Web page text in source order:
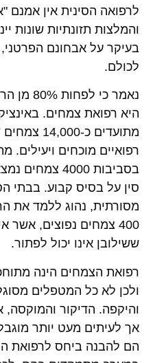
לרפואה הסינית אין אמנם
והמלצות תזונתיות שונות
בעיקר על אבחונם הפרטני,
לכולם.
נאמר כי
היא רפואת צמחים.
מתועדים כ-
רפואיים מוכחים ויעילים.
בסביבות 4000
סין על בסיס קבוע. בבתי
400 צמחים נפוצים,
ששילובן אינו יכול לפתור.
רפואת הצמחים הינה
ולכן לא כל המטפלים
והיקפה. הדיקור
אך לעיתים מעט יותר
הם להבנה ביחס לרפואת